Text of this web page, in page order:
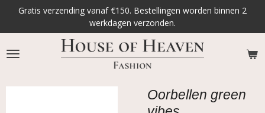
naar
de
hoofdinhoud
Gratis verzending vanaf €150. Bestellingen worden binnen 2
werkdagen verzonden.
Oorbellen green